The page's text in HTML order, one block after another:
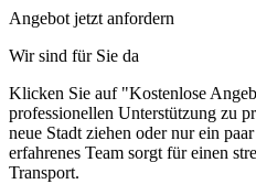
Angebot jetzt anfordern
Wir sind für Sie da
Klicken Sie auf "Kostenlose
professionellen Unterstützung zu
neue Stadt ziehen oder nur ein
erfahrenes Team sorgt für einen
Transport.